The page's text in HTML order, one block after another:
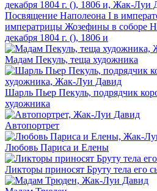
Посвящение Наполеона I в
императрицы Жозефины в соборе
декабря 1804 г. (), 1806 и
Мадам Пекуль, теща художника
Шарль Пьер Пекуль, подрядчик
художника
Автопортрет
Любовь Париса и Елены
Ликторы приносят Бруту тела его